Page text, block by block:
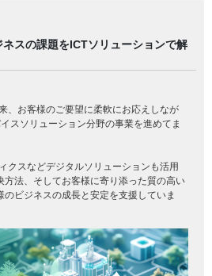
スの課題をICTソリューションで解
、お客様のご要望に柔軟にお応えしなが
スソリューション分野の事業を進めてま
クスなどデジタルソリューションも活用
方法、そしてお客様に寄り添った質の高い
ビジネスの成長と安定を支援していま